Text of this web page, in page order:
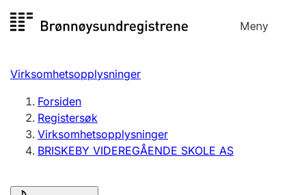
til
Meny
Registersøk
Aksjeselskap
Enkeltpersonforetak
Registrere, endre, slette
Virksomhetsopplysninger
Forsiden
Registersøk
Virksomhetsopplysninger
BRISKEBY VIDEREGÅENDE SKOLE AS